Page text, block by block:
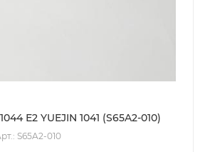
Е2 YUEJIN 1041 (S65A2-010)
S65A2-010